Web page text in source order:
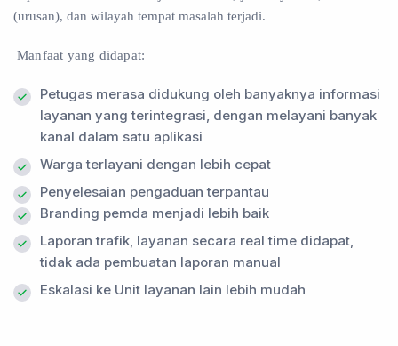
(urusan), dan wilayah tempat masalah terjadi.
Manfaat yang didapat:
Petugas merasa didukung oleh banyaknya informasi
layanan yang terintegrasi, dengan melayani banyak
kanal dalam satu aplikasi
Warga terlayani dengan lebih cepat
Penyelesaian pengaduan terpantau
Branding pemda menjadi lebih baik
Laporan trafik, layanan secara real time didapat,
tidak ada pembuatan laporan manual
Eskalasi ke Unit layanan lain lebih mudah